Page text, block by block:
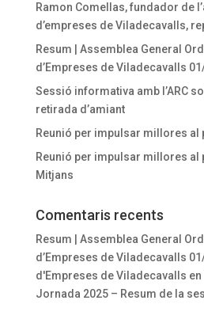
Ramon Comellas, fundador de
d’empreses de Viladecavalls,
Resum | Assemblea General
d’Empreses de Viladecavalls
Sessió informativa amb l’ARC
retirada d’amiant
Reunió per impulsar millores al
Reunió per impulsar millores al
Mitjans
Comentaris recents
Resum | Assemblea General
d’Empreses de Viladecavalls
d'Empreses de Viladecavalls en
Jornada 2025 – Resum de la